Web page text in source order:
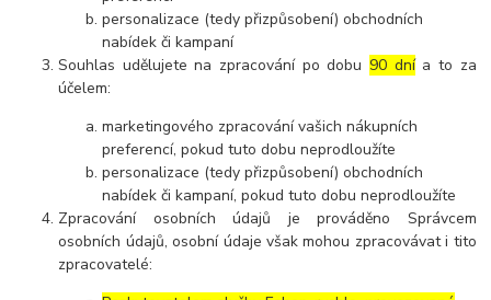
personalizace (tedy přizpůsobení) obchodních
nabídek či kampaní
Souhlas udělujete na zpracování po dobu 90 dnía to za
účelem:
marketingového zpracování vašich nákupních
preferencí, pokud tuto dobu neprodloužíte
personalizace (tedy přizpůsobení) obchodních
nabídek či kampaní, pokud tuto dobu neprodloužíte
Zpracování osobních údajů je prováděno Správcem
osobních údajů, osobní údaje však mohou zpracovávat i tito
zpracovatelé: